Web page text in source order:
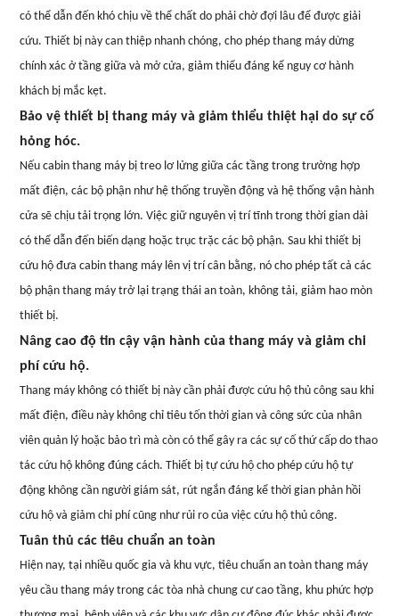
có thể dẫn đến khó chịu về thể chất do phải chờ đợi lâu để được giải
cứu. Thiết bị này can thiệp nhanh chóng, cho phép thang máy dừng
chính xác ở tầng giữa và mở cửa, giảm thiểu đáng kể nguy cơ hành
khách bị mắc kẹt.
Bảo vệ thiết bị thang máy và giảm thiểu thiệt hại do sự cố
hỏng hóc.
Nếu cabin thang máy bị treo lơ lửng giữa các tầng trong trường hợp
mất điện, các bộ phận như hệ thống truyền động và hệ thống vận hành
cửa sẽ chịu tải trọng lớn. Việc giữ nguyên vị trí tĩnh trong thời gian dài
có thể dẫn đến biến dạng hoặc trục trặc các bộ phận. Sau khi thiết bị
cứu hộ đưa cabin thang máy lên vị trí cân bằng, nó cho phép tất cả các
bộ phận thang máy trở lại trạng thái an toàn, không tải, giảm hao mòn
thiết bị.
Nâng cao độ tin cậy vận hành của thang máy và giảm chi
phí cứu hộ.
Thang máy không có thiết bị này cần phải được cứu hộ thủ công sau khi
mất điện, điều này không chỉ tiêu tốn thời gian và công sức của nhân
viên quản lý hoặc bảo trì mà còn có thể gây ra các sự cố thứ cấp do thao
tác cứu hộ không đúng cách. Thiết bị tự cứu hộ cho phép cứu hộ tự
động không cần người giám sát, rút ​​ngắn đáng kể thời gian phản hồi
cứu hộ và giảm chi phí cũng như rủi ro của việc cứu hộ thủ công.
Tuân thủ các tiêu chuẩn an toàn
Hiện nay, tại nhiều quốc gia và khu vực, tiêu chuẩn an toàn thang máy
yêu cầu thang máy trong các tòa nhà chung cư cao tầng, khu phức hợp